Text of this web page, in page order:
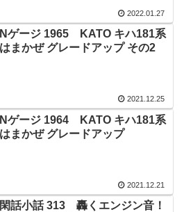
2022.01.27
Nゲージ 1965 KATO キハ181系
はまかぜ グレードアップ その2
2021.12.25
Nゲージ 1964 KATO キハ181系
はまかぜ グレードアップ
2021.12.21
閑話小話 313 轟くエンジン音！